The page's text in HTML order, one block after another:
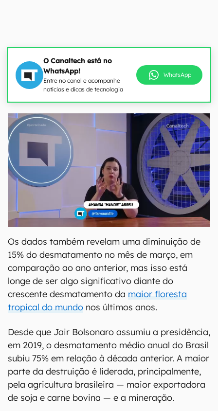
O Canaltech está no
WhatsApp!
Entre no canal e acompanhe
notícias e dicas de tecnologia
WhatsApp
Os dados também revelam uma diminuição de
15% do desmatamento no mês de março, em
comparação ao ano anterior, mas isso está
longe de ser algo significativo diante do
crescente desmatamento da maior floresta
tropical do mundo nos últimos anos.
Desde que Jair Bolsonaro assumiu a presidência,
em 2019, o desmatamento médio anual do Brasil
subiu 75% em relação à década anterior. A maior
parte da destruição é liderada, principalmente,
pela agricultura brasileira — maior exportadora
de soja e carne bovina — e a mineração.